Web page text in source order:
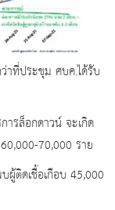
ที่ประชุม ศบค.ได้รับ
ล็อกดาวน์ จะเกิด
70,000 ราย
เชื้อเกือบ 45,000